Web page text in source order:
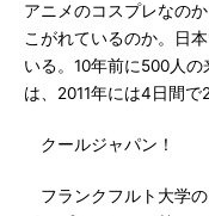
アニメのコスプレなの
こがれているのか。日
いる。10年前に500人
は、2011年には4日間で
クールジャパン！
フランクフルト大学